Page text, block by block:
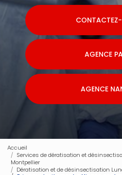
AGENCE
AGENCE
Accueil
Services de dératisation et
Montpellier
Dératisation et de désinsectisation